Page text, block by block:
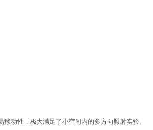
动性，极大满足了小空间内的多方向照射实验。